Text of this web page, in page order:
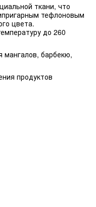
ткани, что
тефлоновым
цвета.
до 260
мангалов, барбекю,
продуктов